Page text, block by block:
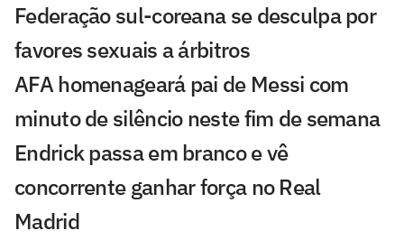
Federação sul-coreana se desculpa por
favores sexuais a árbitros
AFA homenageará pai de Messi com
minuto de silêncio neste fim de semana
Endrick passa em branco e vê
concorrente ganhar força no Real
Madrid